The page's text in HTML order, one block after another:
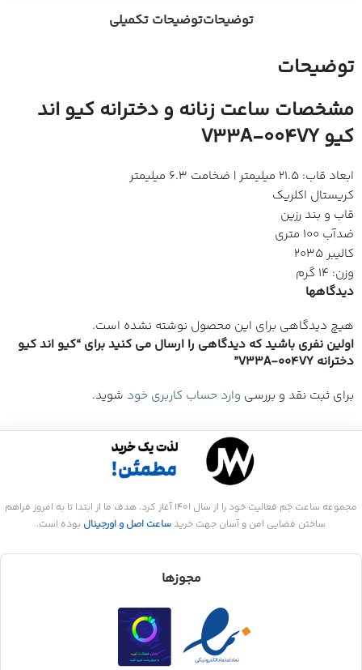
توضیحاتتوضیحات تکمیلی
توضیحات
مشخصات ساعت زنانه و دخترانه کیو اند
کیو V33A-004VY
ابعاد قاب: 21.5 میلیمتر | ضخامت 6.3 میلیمتر
کریستال اکلریک
قاب و بند رزین
ضدآب 100 متری
کالیبر 2035
وزن: 14 گرم
دیدگاهها
هیچ دیدگاهی برای این محصول نوشته نشده است.
اولین نفری باشید که دیدگاهی را ارسال می کنید برای “کیو اند کیو
دخترانه V33A-004VY”
برای ثبت نقد و بررسی وارد حساب کاربری خود شوید.
مجموعه ساعت جَم فعالیت خود را از سال 1401 آغاز کرد. هدف ما از ابتدا تا به امروز فراهم
ساختن فضایی امن و آسان جهت خرید ساعت اصل و اورجینال بوده است.
مجوزها